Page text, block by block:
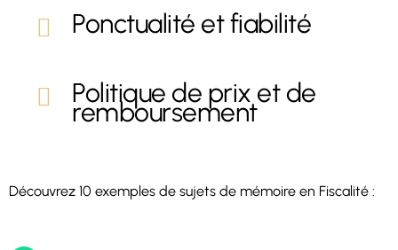
Ponctualité et fiabilité
Politique de prix et de
remboursement
Découvrez 10 exemples de sujets de mémoire en Fiscalité :